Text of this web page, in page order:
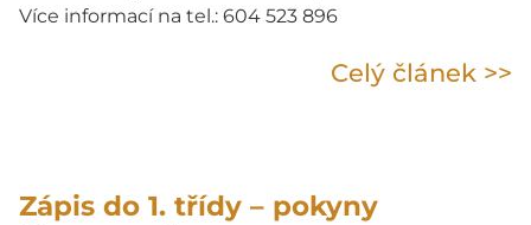
Více informací na tel.: 604 523 896
Celý článek >>
Zápis do 1. třídy – pokyny